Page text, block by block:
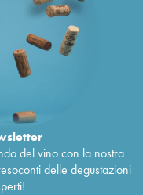
del vino con la nostra
delle degustazioni